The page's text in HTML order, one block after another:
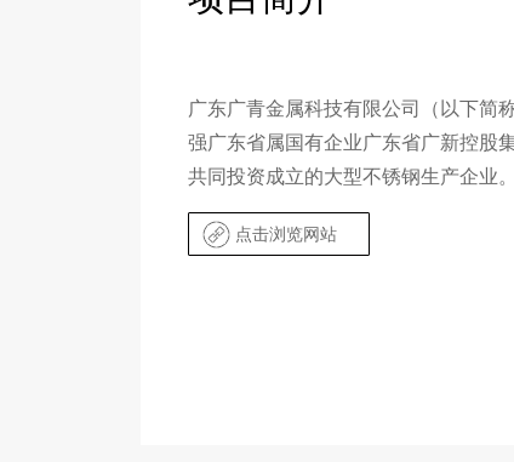
广东广青金属科技有限公司（以下简
强广东省属国有企业广东省广新控股
共同投资成立的大型不锈钢生产企业。
点击浏览网站